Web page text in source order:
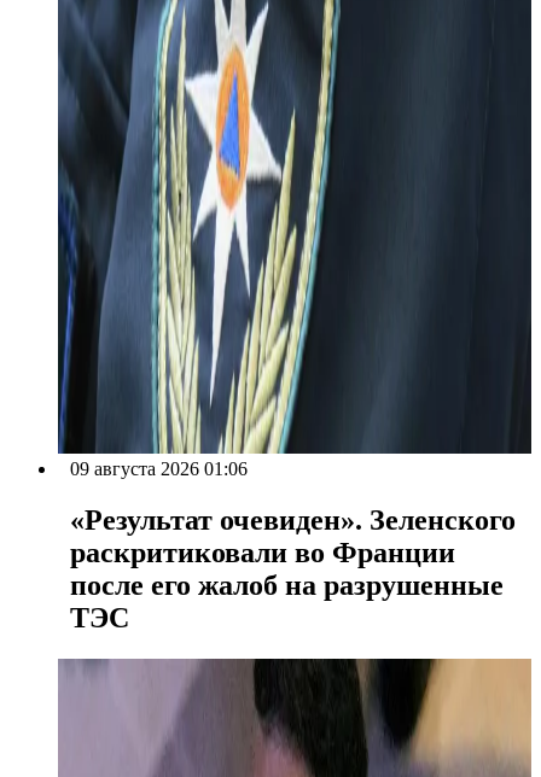
09 августа 2026 01:06
«Результат очевиден». Зеленского
раскритиковали во Франции
после его жалоб на разрушенные
ТЭС